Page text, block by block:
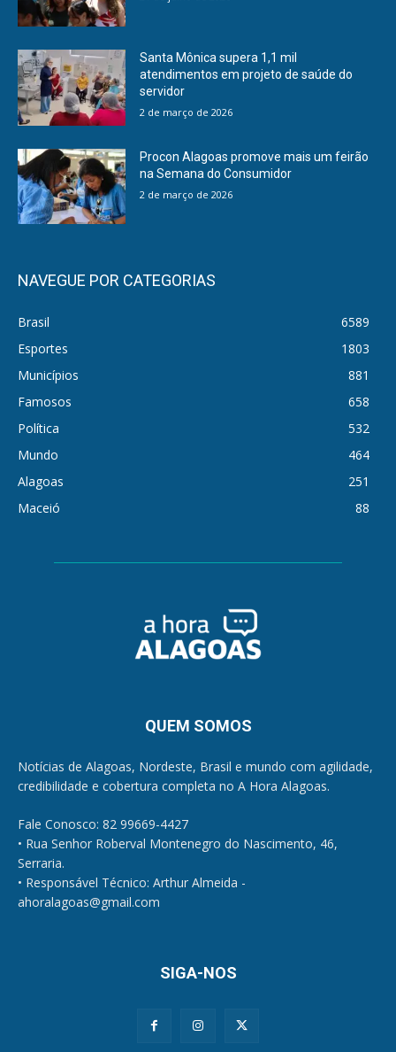
Santa Mônica supera 1,1 mil
atendimentos em projeto de saúde do
servidor
2 de março de 2026
Procon Alagoas promove mais um feirão
na Semana do Consumidor
2 de março de 2026
NAVEGUE POR CATEGORIAS
Brasil
6589
Esportes
1803
Municípios
881
Famosos
658
Política
532
Mundo
464
Alagoas
251
Maceió
88
QUEM SOMOS
Notícias de Alagoas, Nordeste, Brasil e mundo com agilidade,
credibilidade e cobertura completa no A Hora Alagoas.
Fale Conosco: 82 99669-4427
• Rua Senhor Roberval Montenegro do Nascimento, 46,
Serraria.
• Responsável Técnico: Arthur Almeida -
ahoralagoas@gmail.com
SIGA-NOS